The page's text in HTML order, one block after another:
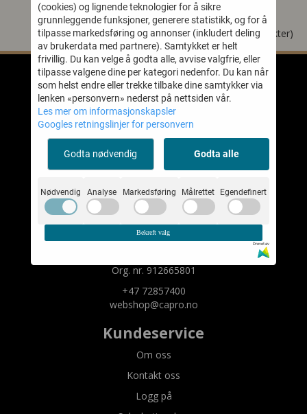
Viser1til1(av1produkter)
Capro Cases AS
Mystore.no
Om oss
Capro Cases AS
Bygget 2
Org. nr. 912665801
+47 72857400
webshop@capro.no
Kundeservice
Om oss
Kontakt oss
Logg på
(cookies) og lignende teknologier for å sikre
grunnleggende funksjoner, generere statistikk, og for å
tilpasse markedsføring og annonser (inkludert deling
av brukerdata med partnere). Samtykket er helt
frivillig. Du kan velge å godta alle, avvise valgfrie, eller
tilpasse valgene dine per kategori nedenfor. Du kan når
som helst endre eller trekke tilbake dine samtykker via
lenken «personvern» nederst på nettsiden vår.
Les mer om informasjonskapsler
Googles retningslinjer for personvern
Godta nødvendig Godta alle
Nødvendig Analyse Markedsføring Målrettet Egendefinert
Bekreft valg
Drevet av